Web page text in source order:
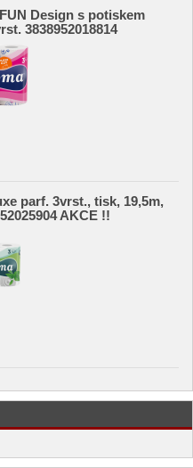
Design s potiskem
3838952018814
parf. 3vrst., tisk, 19,5m,
AKCE !!